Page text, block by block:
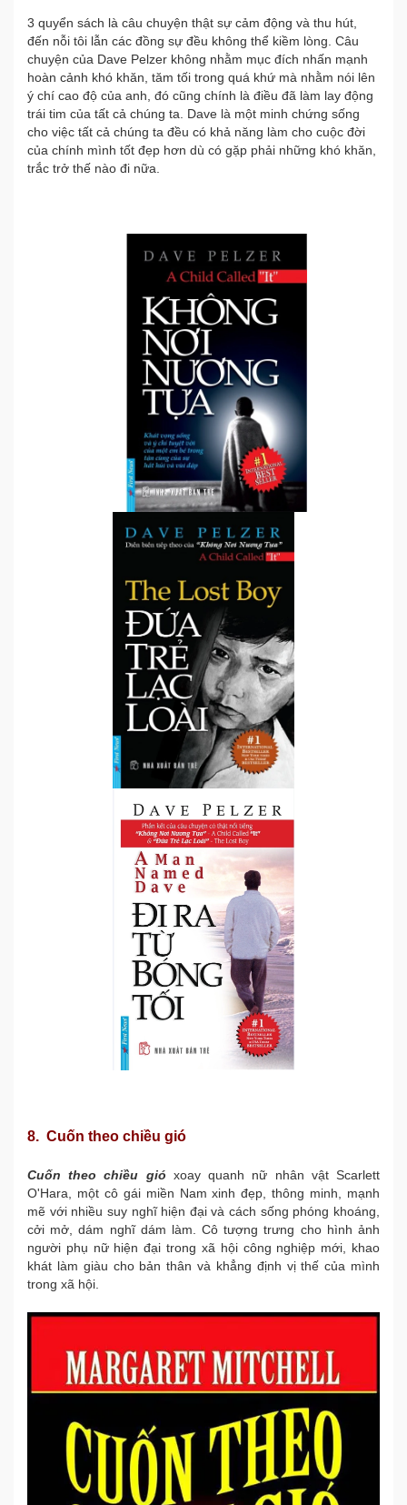
3 quyển sách là câu chuyện thật sự cảm động và thu hút,
đến nỗi tôi lẫn các đồng sự đều không thể kiềm lòng. Câu
chuyện của Dave Pelzer không nhằm mục đích nhấn mạnh
hoàn cảnh khó khăn, tăm tối trong quá khứ mà nhằm nói lên
ý chí cao độ của anh, đó cũng chính là điều đã làm lay động
trái tim của tất cả chúng ta. Dave là một minh chứng sống
cho việc tất cả chúng ta đều có khả năng làm cho cuộc đời
của chính mình tốt đẹp hơn dù có gặp phải những khó khăn,
trắc trở thế nào đi nữa.
8. Cuốn theo chiều gió
Cuốn theo chiều gió xoay quanh nữ nhân vật Scarlett
O'Hara, một cô gái miền Nam xinh đẹp, thông minh, mạnh
mẽ với nhiều suy nghĩ hiện đại và cách sống phóng khoáng,
cởi mở, dám nghĩ dám làm. Cô tượng trưng cho hình ảnh
người phụ nữ hiện đại trong xã hội công nghiệp mới, khao
khát làm giàu cho bản thân và khẳng định vị thế của mình
trong xã hội.